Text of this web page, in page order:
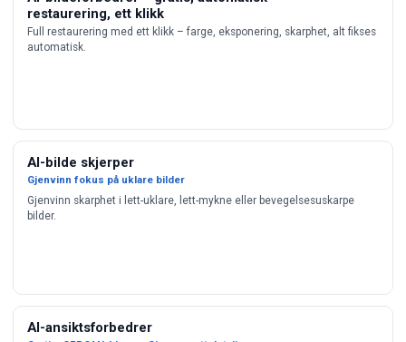
restaurering, ett klikk
Full restaurering med ett klikk – farge, eksponering, skarphet, alt fikses
automatisk.
AI-bilde skjerper
Gjenvinn fokus på uklare bilder
Gjenvinn skarphet i lett-uklare, lett-mykne eller bevegelsesuskarpe
bilder.
AI-ansiktsforbedrer